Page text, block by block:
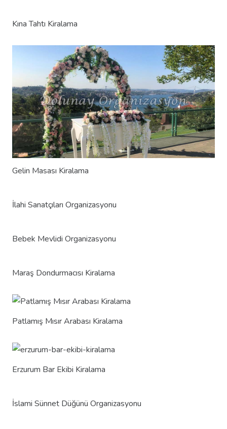
Kına Tahtı Kiralama
Gelin Masası Kiralama
İlahi Sanatçıları Organizasyonu
Bebek Mevlidi Organizasyonu
Maraş Dondurmacısı Kiralama
Patlamış Mısır Arabası Kiralama
Erzurum Bar Ekibi Kiralama
İslami Sünnet Düğünü Organizasyonu